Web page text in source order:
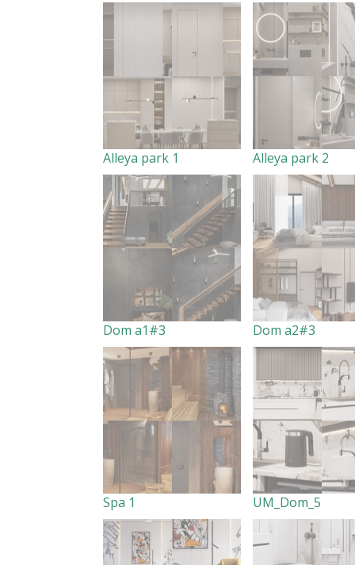
Alleya park 1 Alleya park 2
Dom a1#3 Dom a2#3
Spa 1 UM_Dom_5